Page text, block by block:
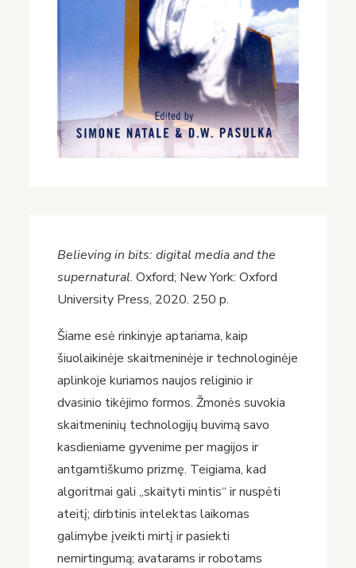
Believing in bits: digital media and the
supernatural. Oxford; New York: Oxford
University Press, 2020. 250 p.
Šiame esė rinkinyje aptariama, kaip
šiuolaikinėje skaitmeninėje ir technologinėje
aplinkoje kuriamos naujos religinio ir
dvasinio tikėjimo formos. Žmonės suvokia
skaitmeninių technologijų buvimą savo
kasdieniame gyvenime per magijos ir
antgamtiškumo prizmę. Teigiama, kad
algoritmai gali „skaityti mintis“ ir nuspėti
ateitį; dirbtinis intelektas laikomas
galimybe įveikti mirtį ir pasiekti
nemirtingumą; avatarams ir robotams